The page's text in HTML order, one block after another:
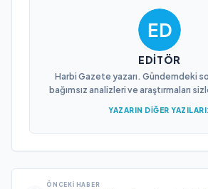
EDITÖR
Harbi Gazete yazarı. Gündemdeki
bağımsız analizleri ve araştırmaları
YAZARIN DIĞER YAZILARI
ÖNCEKI HABER